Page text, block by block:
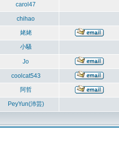
carol47
chihao
姥姥
小騷
Jo
coolcat543
阿哲
PeyYun(沛芸)